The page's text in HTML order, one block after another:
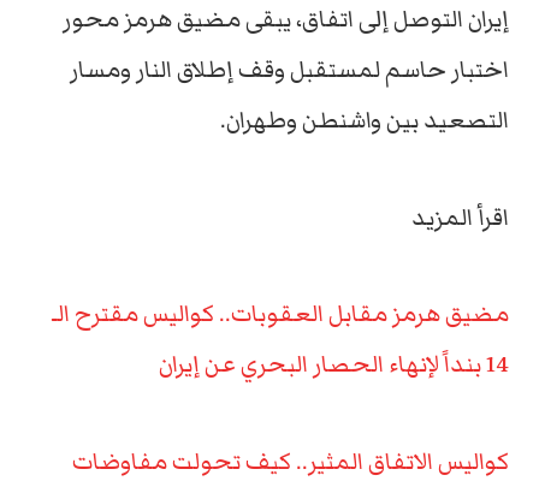
إيران التوصل إلى اتفاق، يبقى مضيق هرمز محور
اختبار حاسم لمستقبل وقف إطلاق النار ومسار
التصعيد بين واشنطن وطهران.
اقرأ المزيد
مضيق هرمز مقابل العقوبات.. كواليس مقترح الـ
14 بنداً لإنهاء الحصار البحري عن إيران
كواليس الاتفاق المثير.. كيف تحولت مفاوضات